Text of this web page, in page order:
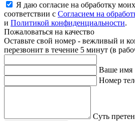
Я даю согласие на обработку
соответствии с Согласием на
и Политикой конфиденциальности.
Пожаловаться на качество
Оставьте свой номер - вежливый и
перезвонит в течение 5 минут (в
Ваше имя
Номер
Суть